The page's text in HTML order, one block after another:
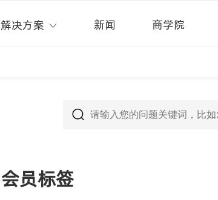
解决方案 新闻 商学院
会员标签